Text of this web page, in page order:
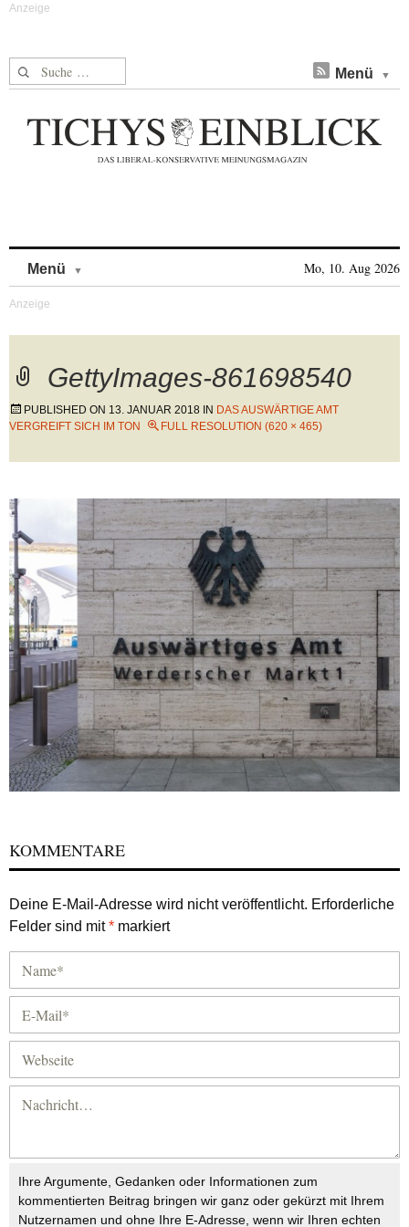
Suche nach: Menü
Menü Mo, 10. Aug 2026
GettyImages-861698540
PUBLISHED ON 13. JANUAR 2018 IN DAS AUSWÄRTIGE AMT
VERGREIFT SICH IM TON
FULL RESOLUTION (620 × 465)
KOMMENTARE
Deine E-Mail-Adresse wird nicht veröffentlicht. Erforderliche
Felder sind mit* markiert
Ihre Argumente, Gedanken oder Informationen zum
kommentierten Beitrag bringen wir ganz oder gekürzt mit Ihrem
Nutzernamen und ohne Ihre E-Adresse, wenn wir Ihren echten